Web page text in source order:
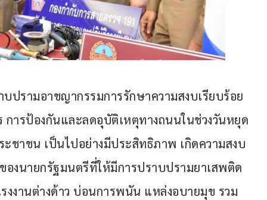
ปรามอาชญากรรมการรักษาความสงบเรียบร้อย
การป้องกันและลดอุบัติเหตุทางถนนในช่วงวันหยุด
ชาชน เป็นไปอย่างมีประสิทธิภาพ เกิดความสงบ
งนายกรัฐมนตรีที่ให้มีการปราบปรามยาเสพติด
งานต่างด้าว บ่อนการพนัน แหล่งอบายมุข รวม